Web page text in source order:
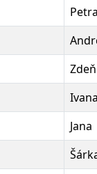
Petra
Ivana
Jana